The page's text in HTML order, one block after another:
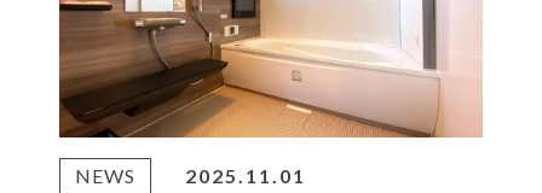
NEWS 2025.11.01